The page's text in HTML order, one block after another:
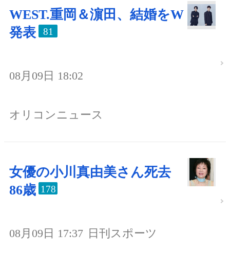
WEST.重岡＆濵田、結婚をW
発表
81
08月09日 18:02
オリコンニュース
女優の小川真由美さん死去
86歳 178
08月09日 17:37 日刊スポーツ